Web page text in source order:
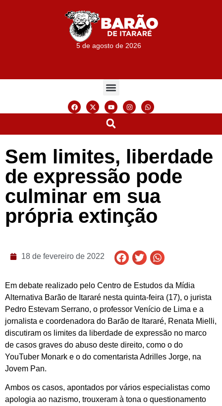
5 de agosto de 2026
Sem limites, liberdade
de expressão pode
culminar em sua
própria extinção
18 de fevereiro de 2022
Em debate realizado pelo Centro de Estudos da Mídia
Alternativa Barão de Itararé nesta quinta-feira (17), o jurista
Pedro Estevam Serrano, o professor Venício de Lima e a
jornalista e coordenadora do Barão de Itararé, Renata Mielli,
discutiram os limites da liberdade de expressão no marco
de casos graves do abuso deste direito, como o do
YouTuber Monark e o do comentarista Adrilles Jorge, na
Jovem Pan.
Ambos os casos, apontados por vários especialistas como
apologia ao nazismo, trouxeram à tona o questionamento